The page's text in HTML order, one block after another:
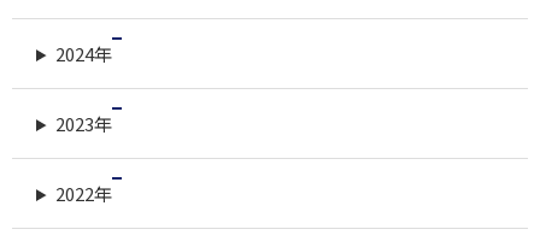
2024年
2023年
2022年